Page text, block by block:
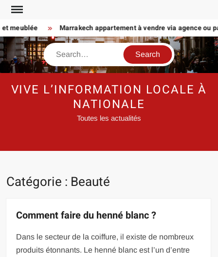
Skip
content
Marrakech appartement à vendre via agence ou
Search
VIVE L’INFORMATION LOCALE À
NATIONALE
Toutes les actualités
Catégorie : Beauté
Comment faire du henné blanc ?
Dans le secteur de la coiffure, il existe de nombreux
produits étonnants. Le henné blanc est l’un d’entre